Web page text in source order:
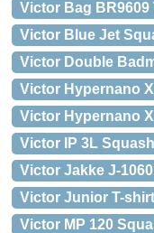
Victor Bag BR9609
Victor Blue Jet
Victor Double
Victor Hypernano X
Victor Hypernano
Victor IP 3L
Victor Jakke J-
Victor Junior T-
Victor MP 120